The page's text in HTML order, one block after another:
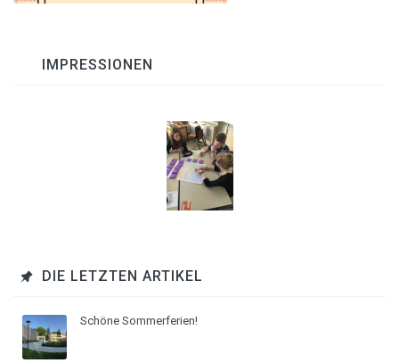
IMPRESSIONEN
DIE LETZTEN ARTIKEL
Schöne Sommerferien!